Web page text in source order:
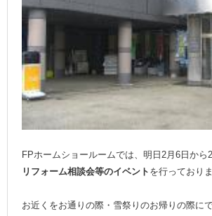
FPホームショールームでは、明日2月6日から
リフォーム相談会等のイベント を行っておりま
お近くをお通りの際・雪祭りのお帰りの際に